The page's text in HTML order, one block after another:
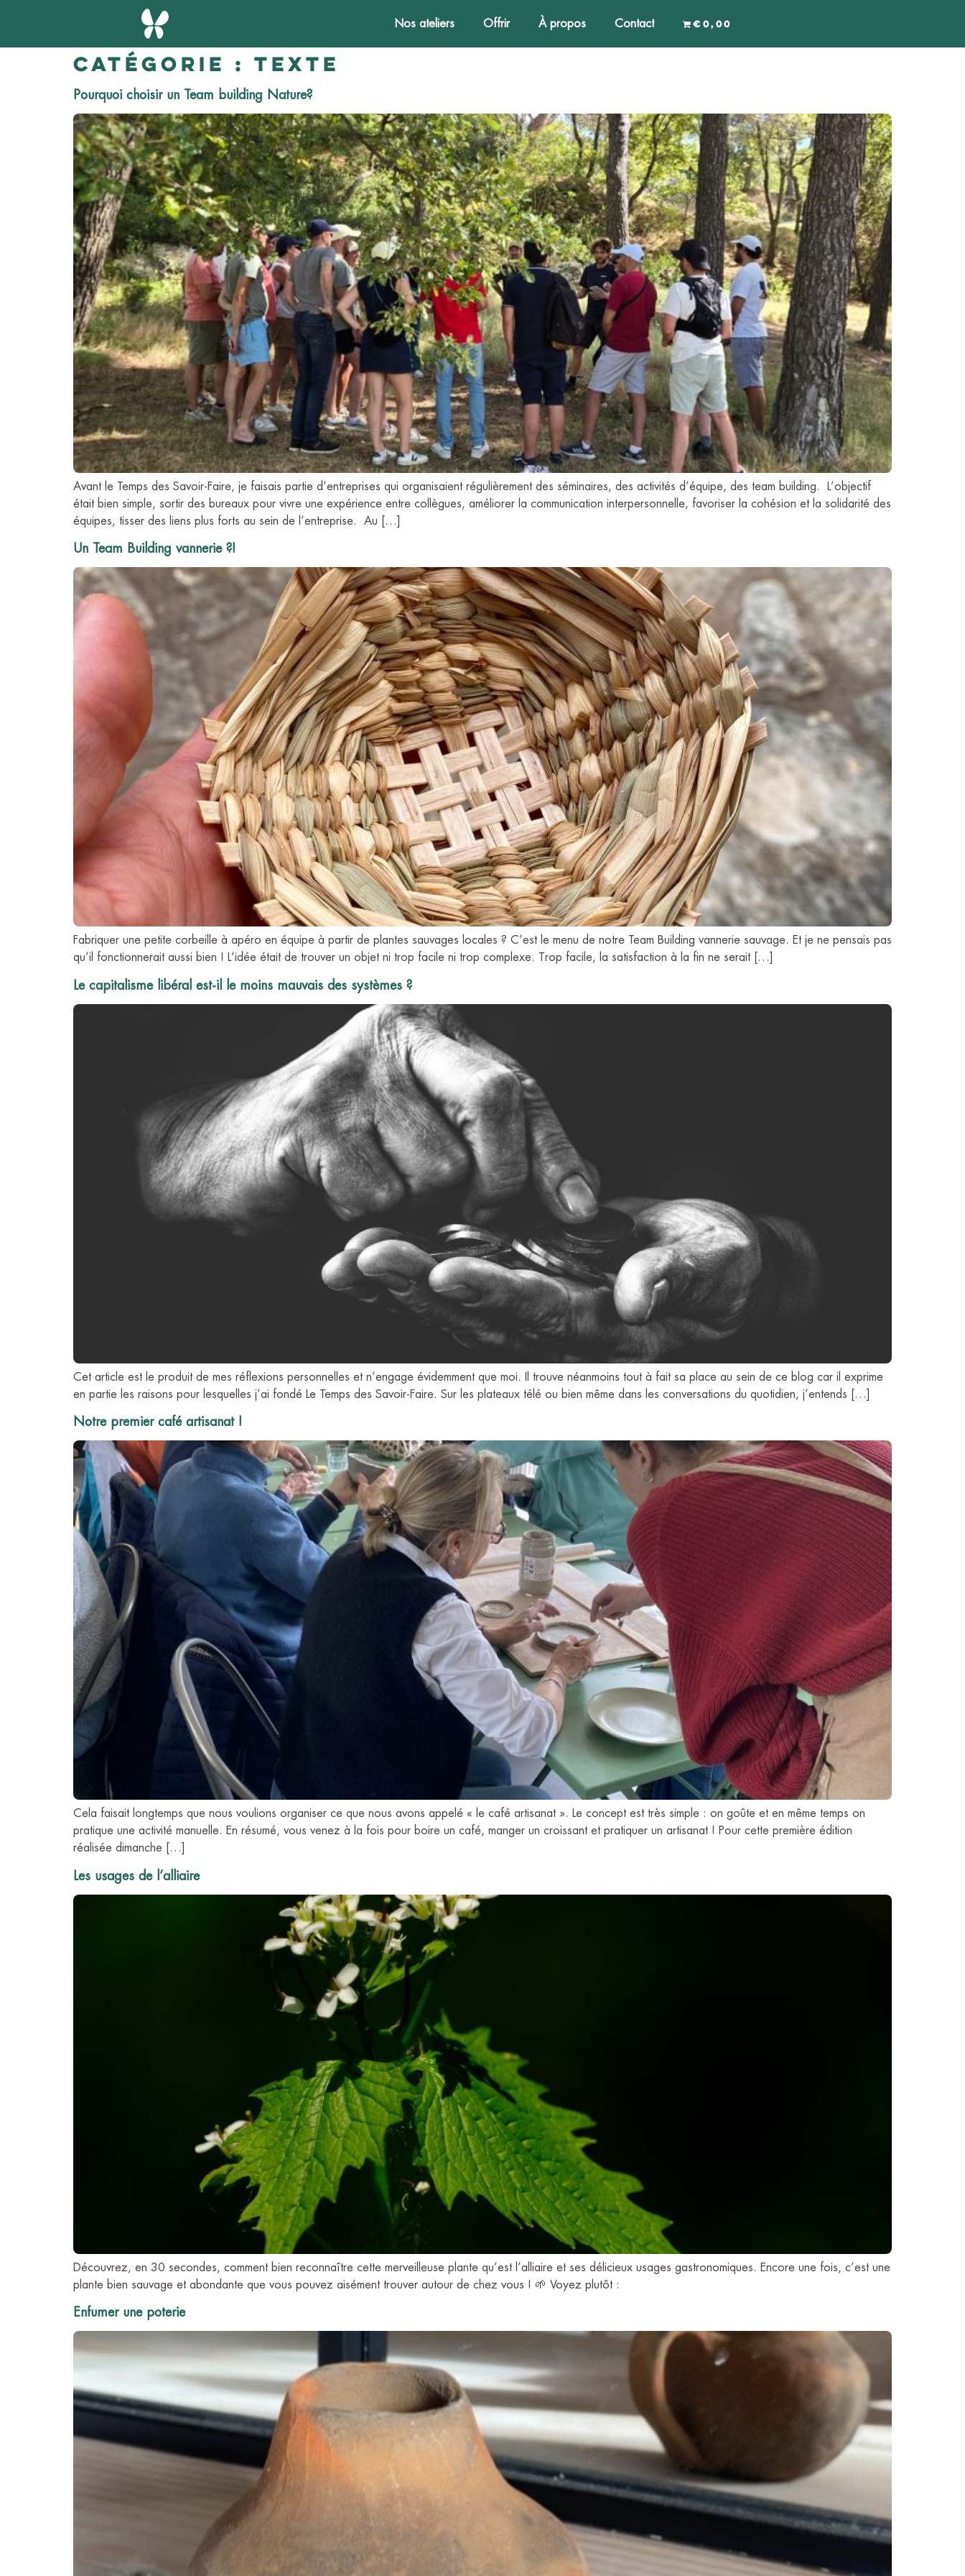
Nos ateliers Offrir À propos Contact €0,00
Catégorie : Texte
Pourquoi choisir un Team building Nature?
Avant le Temps des Savoir-Faire, je faisais partie d’entreprises qui organisaient régulièrement des séminaires, des activités d’équipe, des team building. L’objectif
était bien simple, sortir des bureaux pour vivre une expérience entre collègues, améliorer la communication interpersonnelle, favoriser la cohésion et la solidarité des
équipes, tisser des liens plus forts au sein de l’entreprise. Au […]
Un Team Building vannerie ?!
Fabriquer une petite corbeille à apéro en équipe à partir de plantes sauvages locales ? C’est le menu de notre Team Building vannerie sauvage. Et je ne pensais pas
qu’il fonctionnerait aussi bien ! L’idée était de trouver un objet ni trop facile ni trop complexe. Trop facile, la satisfaction à la fin ne serait […]
Le capitalisme libéral est-il le moins mauvais des systèmes ?
Cet article est le produit de mes réflexions personnelles et n’engage évidemment que moi. Il trouve néanmoins tout à fait sa place au sein de ce blog car il exprime
en partie les raisons pour lesquelles j’ai fondé Le Temps des Savoir-Faire. Sur les plateaux télé ou bien même dans les conversations du quotidien, j’entends […]
Notre premier café artisanat !
Cela faisait longtemps que nous voulions organiser ce que nous avons appelé « le café artisanat ». Le concept est très simple : on goûte et en même temps on
pratique une activité manuelle. En résumé, vous venez à la fois pour boire un café, manger un croissant et pratiquer un artisanat ! Pour cette première édition
réalisée dimanche […]
Les usages de l’alliaire
Découvrez, en 30 secondes, comment bien reconnaître cette merveilleuse plante qu’est l’alliaire et ses délicieux usages gastronomiques. Encore une fois, c’est une
plante bien sauvage et abondante que vous pouvez aisément trouver autour de chez vous ! 🌱 Voyez plutôt :
Enfumer une poterie